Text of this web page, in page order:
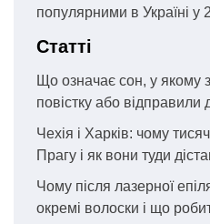
популярними в Україні у
Статті
Що означає сон, у якому
повістку або відправили
Чехія і Харків: чому
Прагу і як вони туди
Чому після лазерної
окремі волоски і що